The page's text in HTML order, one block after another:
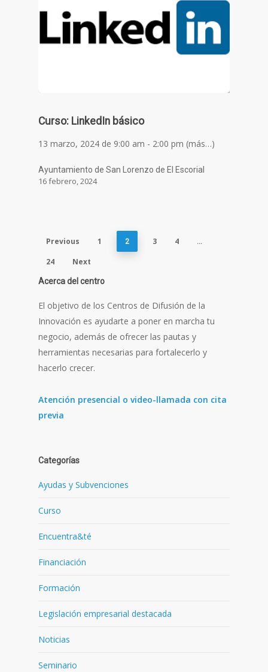
Curso: LinkedIn básico
13 marzo, 2024 de 9:00 am - 2:00 pm (más…)
Ayuntamiento de San Lorenzo de El Escorial
16 febrero, 2024
Previous 1 2 3 4 …
24 Next
Acerca del centro
El objetivo de los Centros de Difusión de la
Innovación es ayudarte a poner en marcha tu
negocio, además de ofrecer las pautas y
herramientas necesarias para fortalecerlo y
hacerlo crecer.
Atención presencial o video-llamada con cita
previa
Categorías
Ayudas y Subvenciones
Curso
Encuentra&té
Financiación
Formación
Legislación empresarial destacada
Noticias
Seminario